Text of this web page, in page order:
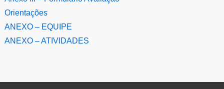
Orientações
ANEXO – EQUIPE
ANEXO – ATIVIDADES